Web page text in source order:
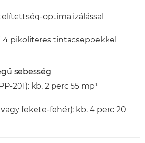
optimalizálással
4 pikoliteres tintacseppekkel
sebesség
201): kb. 2 perc 55 mp¹
vagy fekete-fehér): kb. 4 perc 20